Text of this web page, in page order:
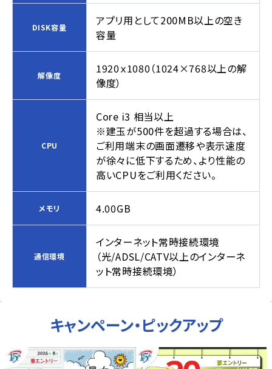
DISK容量
アプリ用として200MB以上の空き
容量
解像度
1920ｘ1080（1024×768以上の解
像度）
CPU
Core i3 相当以上
※建玉が500件を超過する場合は、
ご利用端末の画面遷移や表示速度
が徐々に低下するため、より性能の
高いCPUをご利用ください。
メモリ 4.00GB
通信環境
インターネット常時接続環境
（光/ADSL/CATV以上のインターネ
ット常時接続環境）
キャンペーン・ピックアップ